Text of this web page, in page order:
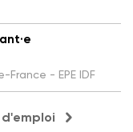
- EPE IDF